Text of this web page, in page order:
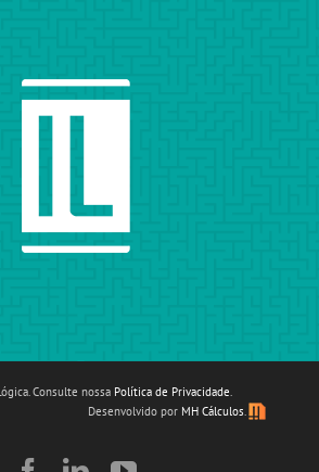
Consulte nossa Política de Privacidade.
Desenvolvido por MH Cálculos